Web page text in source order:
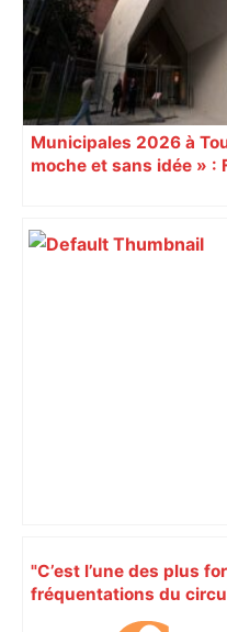
Municipales 2026 à
moche et sans idée » :
Augustins
"C’est l’une des plus
fréquentations du
est-elle la capitale du